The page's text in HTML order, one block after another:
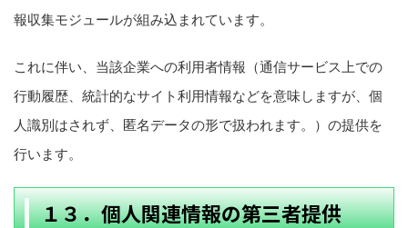
報収集モジュールが組み込まれています。
これに伴い、当該企業への利用者情報（通信サービス上での
行動履歴、統計的なサイト利用情報などを意味しますが、個
人識別はされず、匿名データの形で扱われます。）の提供を
行います。
１３．個人関連情報の第三者提供